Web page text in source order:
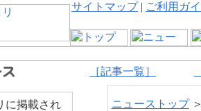
サイトマップ| ご利用ガ
［記事一覧］
に掲載され
ニューストップ